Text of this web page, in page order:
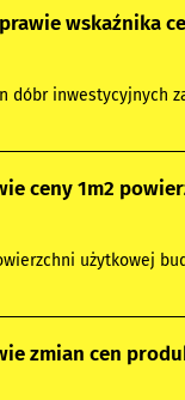
wskaźnika
dóbr inwestycyjnych
ceny 1m2
użytkowej
zmian cen